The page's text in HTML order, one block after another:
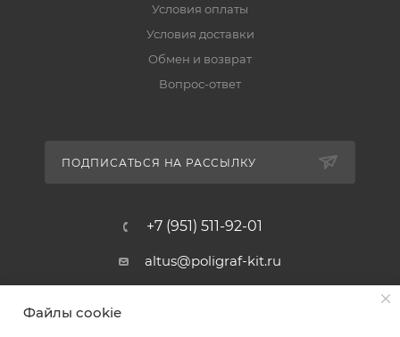
Условия оплаты
Условия доставки
Обмен и возврат
Вопрос-ответ
ПОДПИСАТЬСЯ НА РАССЫЛКУ
+7 (951) 511-92-01
altus@poligraf-kit.ru
Ростовская обл, Аксайский р-н,
Файлы cookie